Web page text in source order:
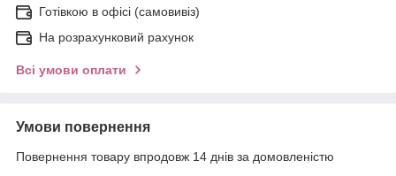
Готівкою в офісі (самовивіз)
На розрахунковий рахунок
Всі умови оплати
Умови повернення
Повернення товару впродовж 14 днів за домовленістю